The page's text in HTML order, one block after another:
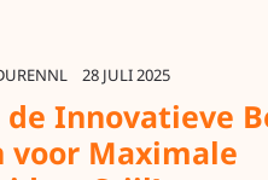
28 JULI 2025
Innovatieve
voor Maximale